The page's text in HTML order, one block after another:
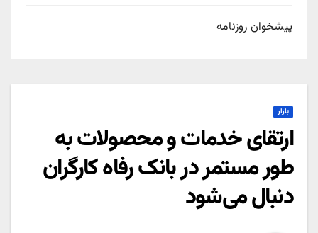
پیشخوان روزنامه
بازار
ارتقای خدمات و محصولات به
طور مستمر در بانک رفاه کارگران
دنبال می‌شود